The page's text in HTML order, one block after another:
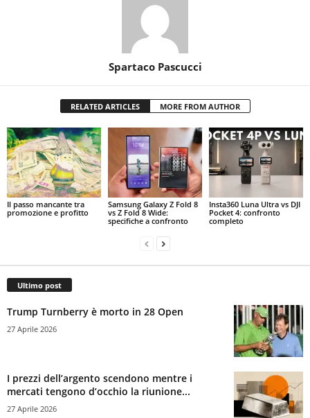
Spartaco Pascucci
RELATED ARTICLES MORE FROM AUTHOR
Il passo mancante tra
promozione e profitto
Samsung Galaxy Z Fold 8
vs Z Fold 8 Wide:
specifiche a confronto
Insta360 Luna Ultra vs DJI
Pocket 4: confronto
completo
Ultimo post
Trump Turnberry è morto in 28 Open
27 Aprile 2026
I prezzi dell’argento scendono mentre i
mercati tengono d’occhio la riunione...
27 Aprile 2026